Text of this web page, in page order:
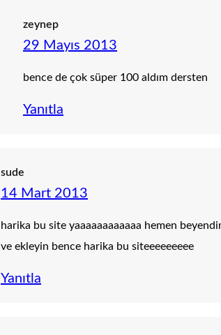
zeynep
29 Mayıs 2013
bence de çok süper 100 aldım dersten
Yanıtla
sude
14 Mart 2013
harika bu site yaaaaaaaaaaaa hemen
ve ekleyin bence harika bu siteeeeeeeee
Yanıtla